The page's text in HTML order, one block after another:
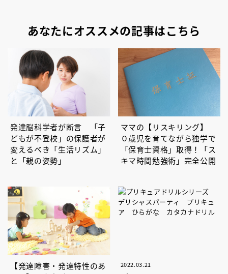
あなたにオススメの記事はこちら
発達脳科学者が断言 「子
どもが不登校」の保護者が
変えるべき「生活リズム」
と「親の姿勢」
ママの【リスキリング】
０歳児を育てながら独学で
「保育士資格」取得！「ス
キマ時間勉強術」完全公開
【発達障害・発達特性のあ
2022.03.21